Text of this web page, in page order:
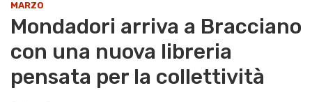
MARZO
Mondadori arriva a Bracciano
con una nuova libreria
pensata per la collettività